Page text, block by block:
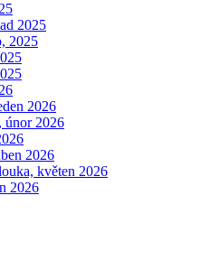
2025
2025
2026
únor 2026
2026
květen 2026
2026